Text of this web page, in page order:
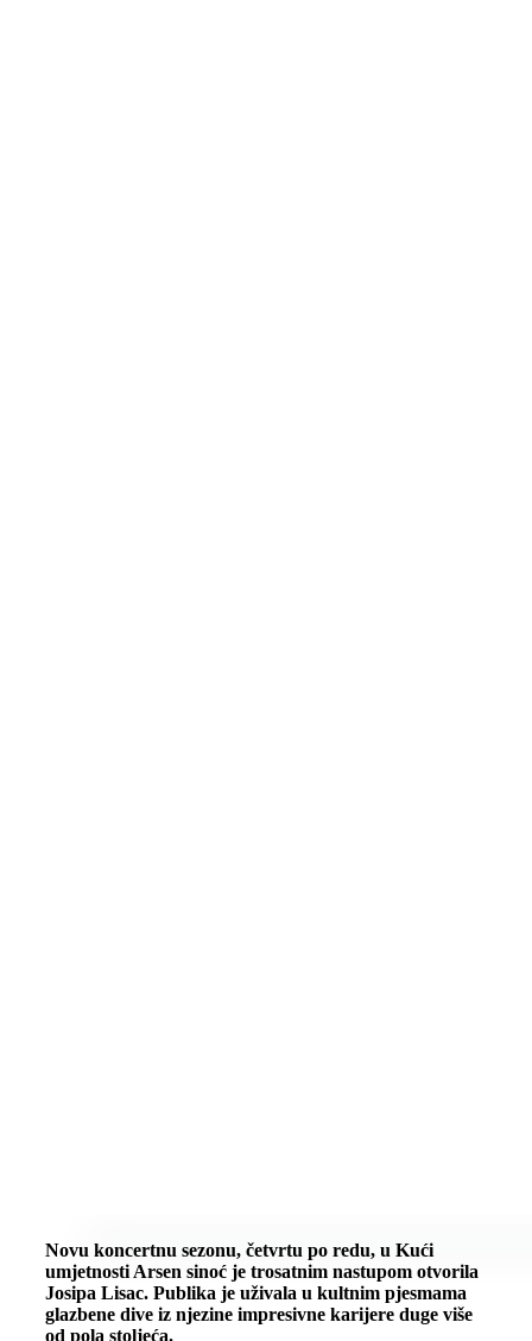
Novu koncertnu sezonu, četvrtu po redu, u Kući
umjetnosti Arsen sinoć je trosatnim nastupom otvorila
Josipa Lisac. Publika je uživala u kultnim pjesmama
glazbene dive iz njezine impresivne karijere duge više
od pola stoljeća.